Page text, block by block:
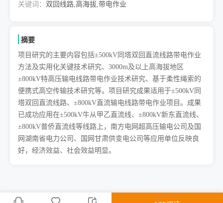
关键词： 双回线路,高海拔,带电作业
摘要
项目研究的主要内容包括±500kV同塔双回直流线路带电作业
方法及实用化关键技术研究、3000m及以上高海拔地区
±800kV特高压输电线路带电作业技术研究、基于柔性绳索的
便携式高空传输技术研究等。项目研究成果适用于±500kV同
塔双回直流线路、±800kV直流输电线路带电作业项目。成果
已成功应用在±500kV牛从甲乙直流线、±800kV新东直流线、
±800kV普侨直流线等线路上，南方电网超高压输电公司及国
网湖南省电力公司、国网甘肃供变电公司等应用单位反映良
好，经济效益、社会效益明显。